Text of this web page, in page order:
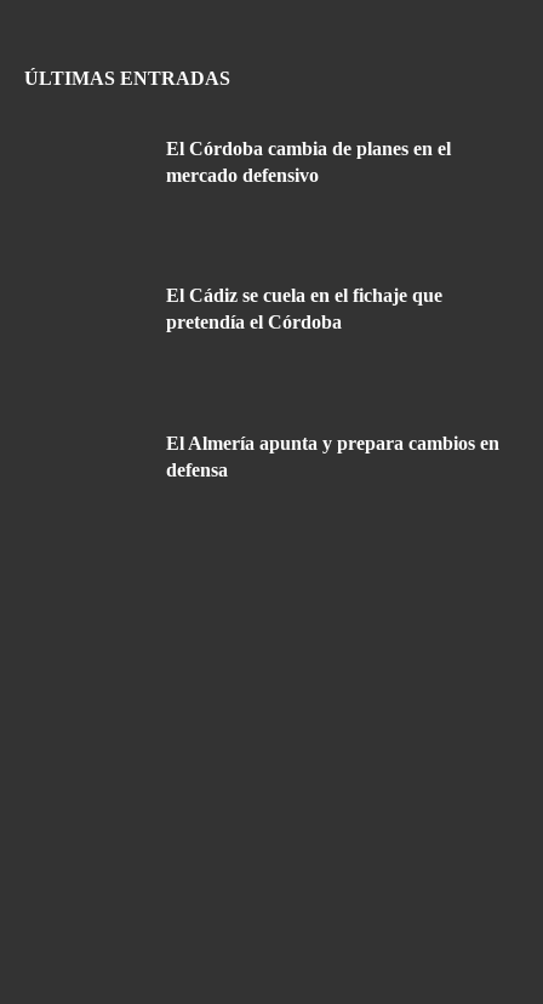
ÚLTIMAS ENTRADAS
El Córdoba cambia de planes en el
mercado defensivo
El Cádiz se cuela en el fichaje que
pretendía el Córdoba
El Almería apunta y prepara cambios en
defensa